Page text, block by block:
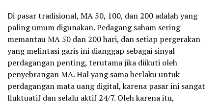
Di pasar tradisional, MA 50, 100, dan 200 adalah yang
paling umum digunakan. Pedagang saham sering
memantau MA 50 dan 200 hari, dan setiap pergerakan
yang melintasi garis ini dianggap sebagai sinyal
perdagangan penting, terutama jika diikuti oleh
penyebrangan MA. Hal yang sama berlaku untuk
perdagangan mata uang digital, karena pasar ini sangat
fluktuatif dan selalu aktif 24/7. Oleh karena itu,